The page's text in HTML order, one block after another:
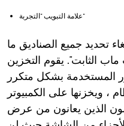
علامة التبويب "التجربة"
تحديد جميع الصناديق ما
الثابت". يقوم التخزين
المستخدمة بشكل متكرر
، ويخزنها على الكمبيوتر
الذين يعانون من عرض